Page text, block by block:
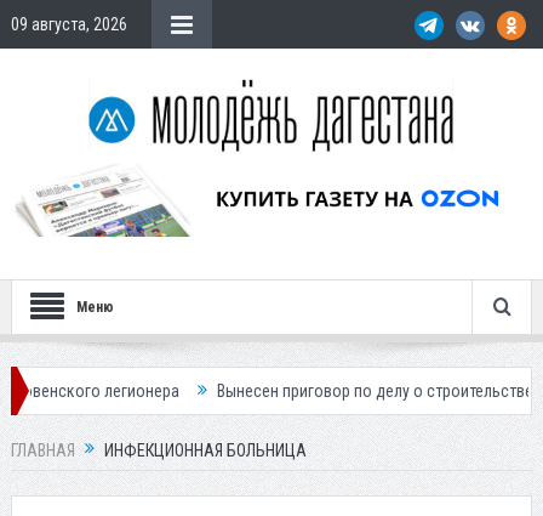
09 августа, 2026
Меню
легионера Вынесен приговор по делу о строительстве
ГЛАВНАЯ ИНФЕКЦИОННАЯ БОЛЬНИЦА